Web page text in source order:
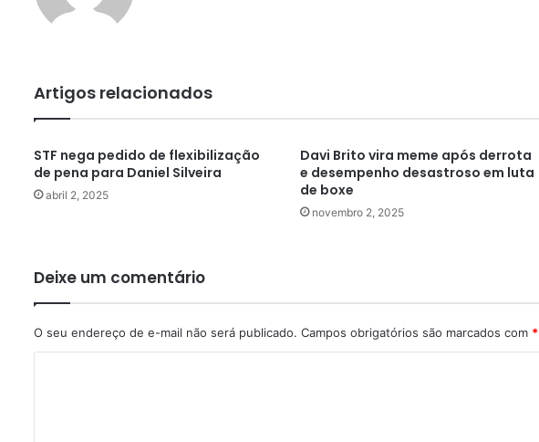
Artigos relacionados
STF nega pedido de flexibilização
de pena para Daniel Silveira
abril 2, 2025
Davi Brito vira meme após derrota
e desempenho desastroso em luta
de boxe
novembro 2, 2025
Deixe um comentário
O seu endereço de e-mail não será publicado. Campos obrigatórios são marcados com *